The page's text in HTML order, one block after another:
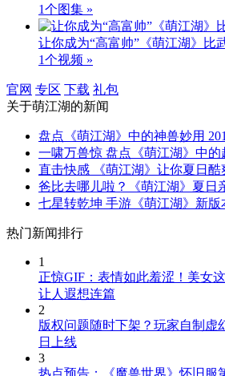
1个图集 »
让你成为“高富帅”《萌江湖》比
1个视频 »
官网 专区 下载 礼包
关于萌江湖的新闻
盘点《萌江湖》中的神兽妙用
一啸万兽惊 盘点《萌江湖》中的
直击快感 《萌江湖》让你夏日酷
爸比去哪儿啦？《萌江湖》夏日
七星转乾坤 手游《萌江湖》新版
热门新闻排行
1
正惊GIF：表情如此羞涩！美女
让人遐想连篇
2
版权问题随时下架？玩家自制虚
日上线
3
热点预告：《魔兽世界》怀旧服